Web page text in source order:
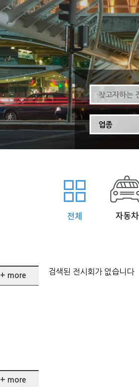
+ more
+ more
검색된 전시회가 없습니다